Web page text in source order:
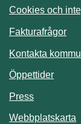
Cookies och
Fakturafrågor
Kontakta
Öppettider
Press
Webbplatskarta